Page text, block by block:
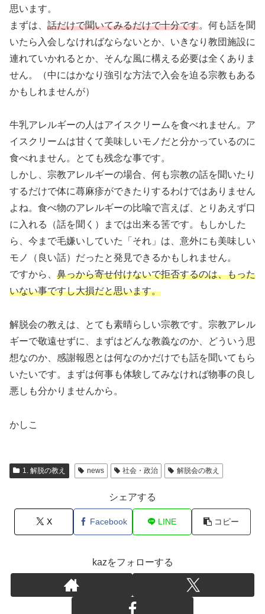
思います。
まずは、 話だけで聞いてみるだけで十分です。何も話を聞
いたら入会しなければならないとか、いきなり教団施設に
連れていかれるとか、そんな風に構える必要は全くありま
せん。（中にはかなり強引な方法で入会を迫る宗教もある
かもしれませんが）
牛乳アレルギーの人はアイスクリームを食べれません。ア
イスクリームは甘くて美味しいモノだと分かっているのに
食べれません。とても残念な事です。
しかし、宗教アレルギーの場合、何も宗教の話を聞いたり
するだけで体に蕁麻疹ができたりするわけではありません
よね。食べ物のアレルギーの比喩で言えば、とりあえず口
に入れる（話を聞く）までは出来る筈です。もしかした
ら、今まで毛嫌いしていた「それ」は、意外にも美味しい
モノ（良い話）だったと発見できるかもしれません。
ですから、 鼻っから寄せ付けないで拒否するのは、もった
いない事ですし大損だと思います。
解脱会の教えは、とても素晴らしい宗教です。宗教アレル
ギーで敬遠せずに、まずはどんな教義なのか、どういう思
想なのか、感謝報恩とは何なのかだけでも話を聞いてもら
いたいです。まずは何事も体験してみなければ物事の良し
悪しも分かりませんから。
かしこ
1. 解脱の教え news 社会・政治 解脱会の教え
シェアする
X Facebook LINE コピー
kazをフォローする